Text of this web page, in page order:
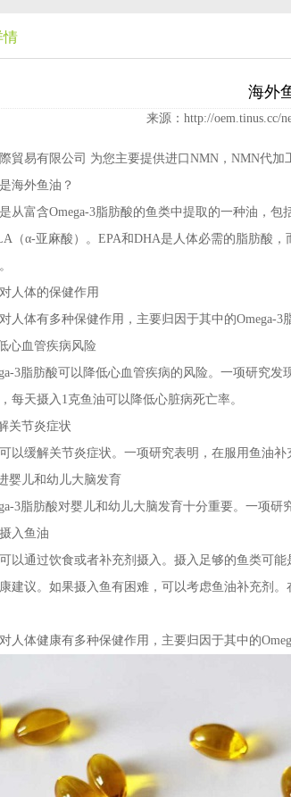
情
海外
来源：http://oem.tinus.cc/
貿易有限公司 为您主要提供进口NMN ，NMN代
海外鱼油 ？
富含Omega-3脂肪酸的鱼类中提取的一种油，包
（α-亚麻酸）。EPA和DHA是人体必需的脂肪酸
体的保健作用
体有多种保健作用，主要归因于其中的Omega-3脂
血管疾病风险
脂肪酸可以降低心血管疾病的风险。一项研究发
每天摄入1克鱼油可以降低心脏病死亡率。
节炎症状
缓解关节炎症状。一项研究表明，在服用鱼油补
儿和幼儿大脑发育
脂肪酸对婴儿和幼儿大脑发育十分重要。一项研
鱼油
通过饮食或者补充剂摄入。摄入足够的鱼类可能
建议。如果摄入鱼有困难，可以考虑鱼油补充剂
体健康有多种保健作用，主要归因于其中的